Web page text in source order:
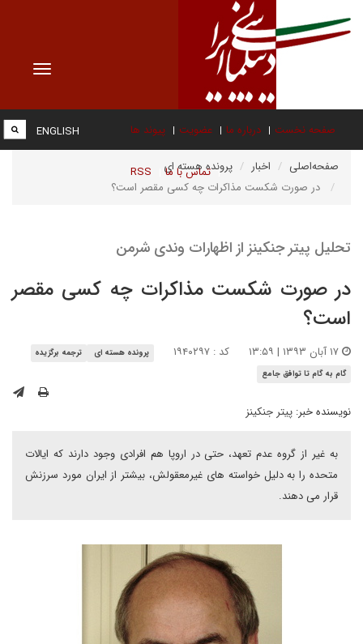
Toggle
صفحه نخست درباره ما عضویت پیوند ها
تماس با ما RSS
ENGLISH
صفحه‌اصلی اخبار
پرونده هسته ای
در صورت شکست مذاکرات چه کسی مقصر است؟
تحلیل پیتر جنکینز از اظهارات وندی شرمن
در صورت شکست مذاکرات چه کسی مقصر
است؟
کد : ۱۹۴۰۲۹۷ پرونده هسته ای
ترجمه برگزیده
گام به گام تا توافق جامع
نویسنده خبر: پیتر جنکینز
به غیر از گروه عدم تعهد، حتی در اروپا هم افرادی وجود دارند که ایالات
متحده را به دلیل خواسته های غیرمعقولش، بیشتر از ایران مورد سرزنش
قرار می دهند.